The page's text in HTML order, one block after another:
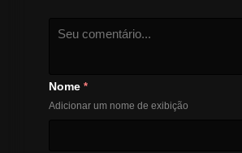
Nome *
Adicionar um nome de exibição